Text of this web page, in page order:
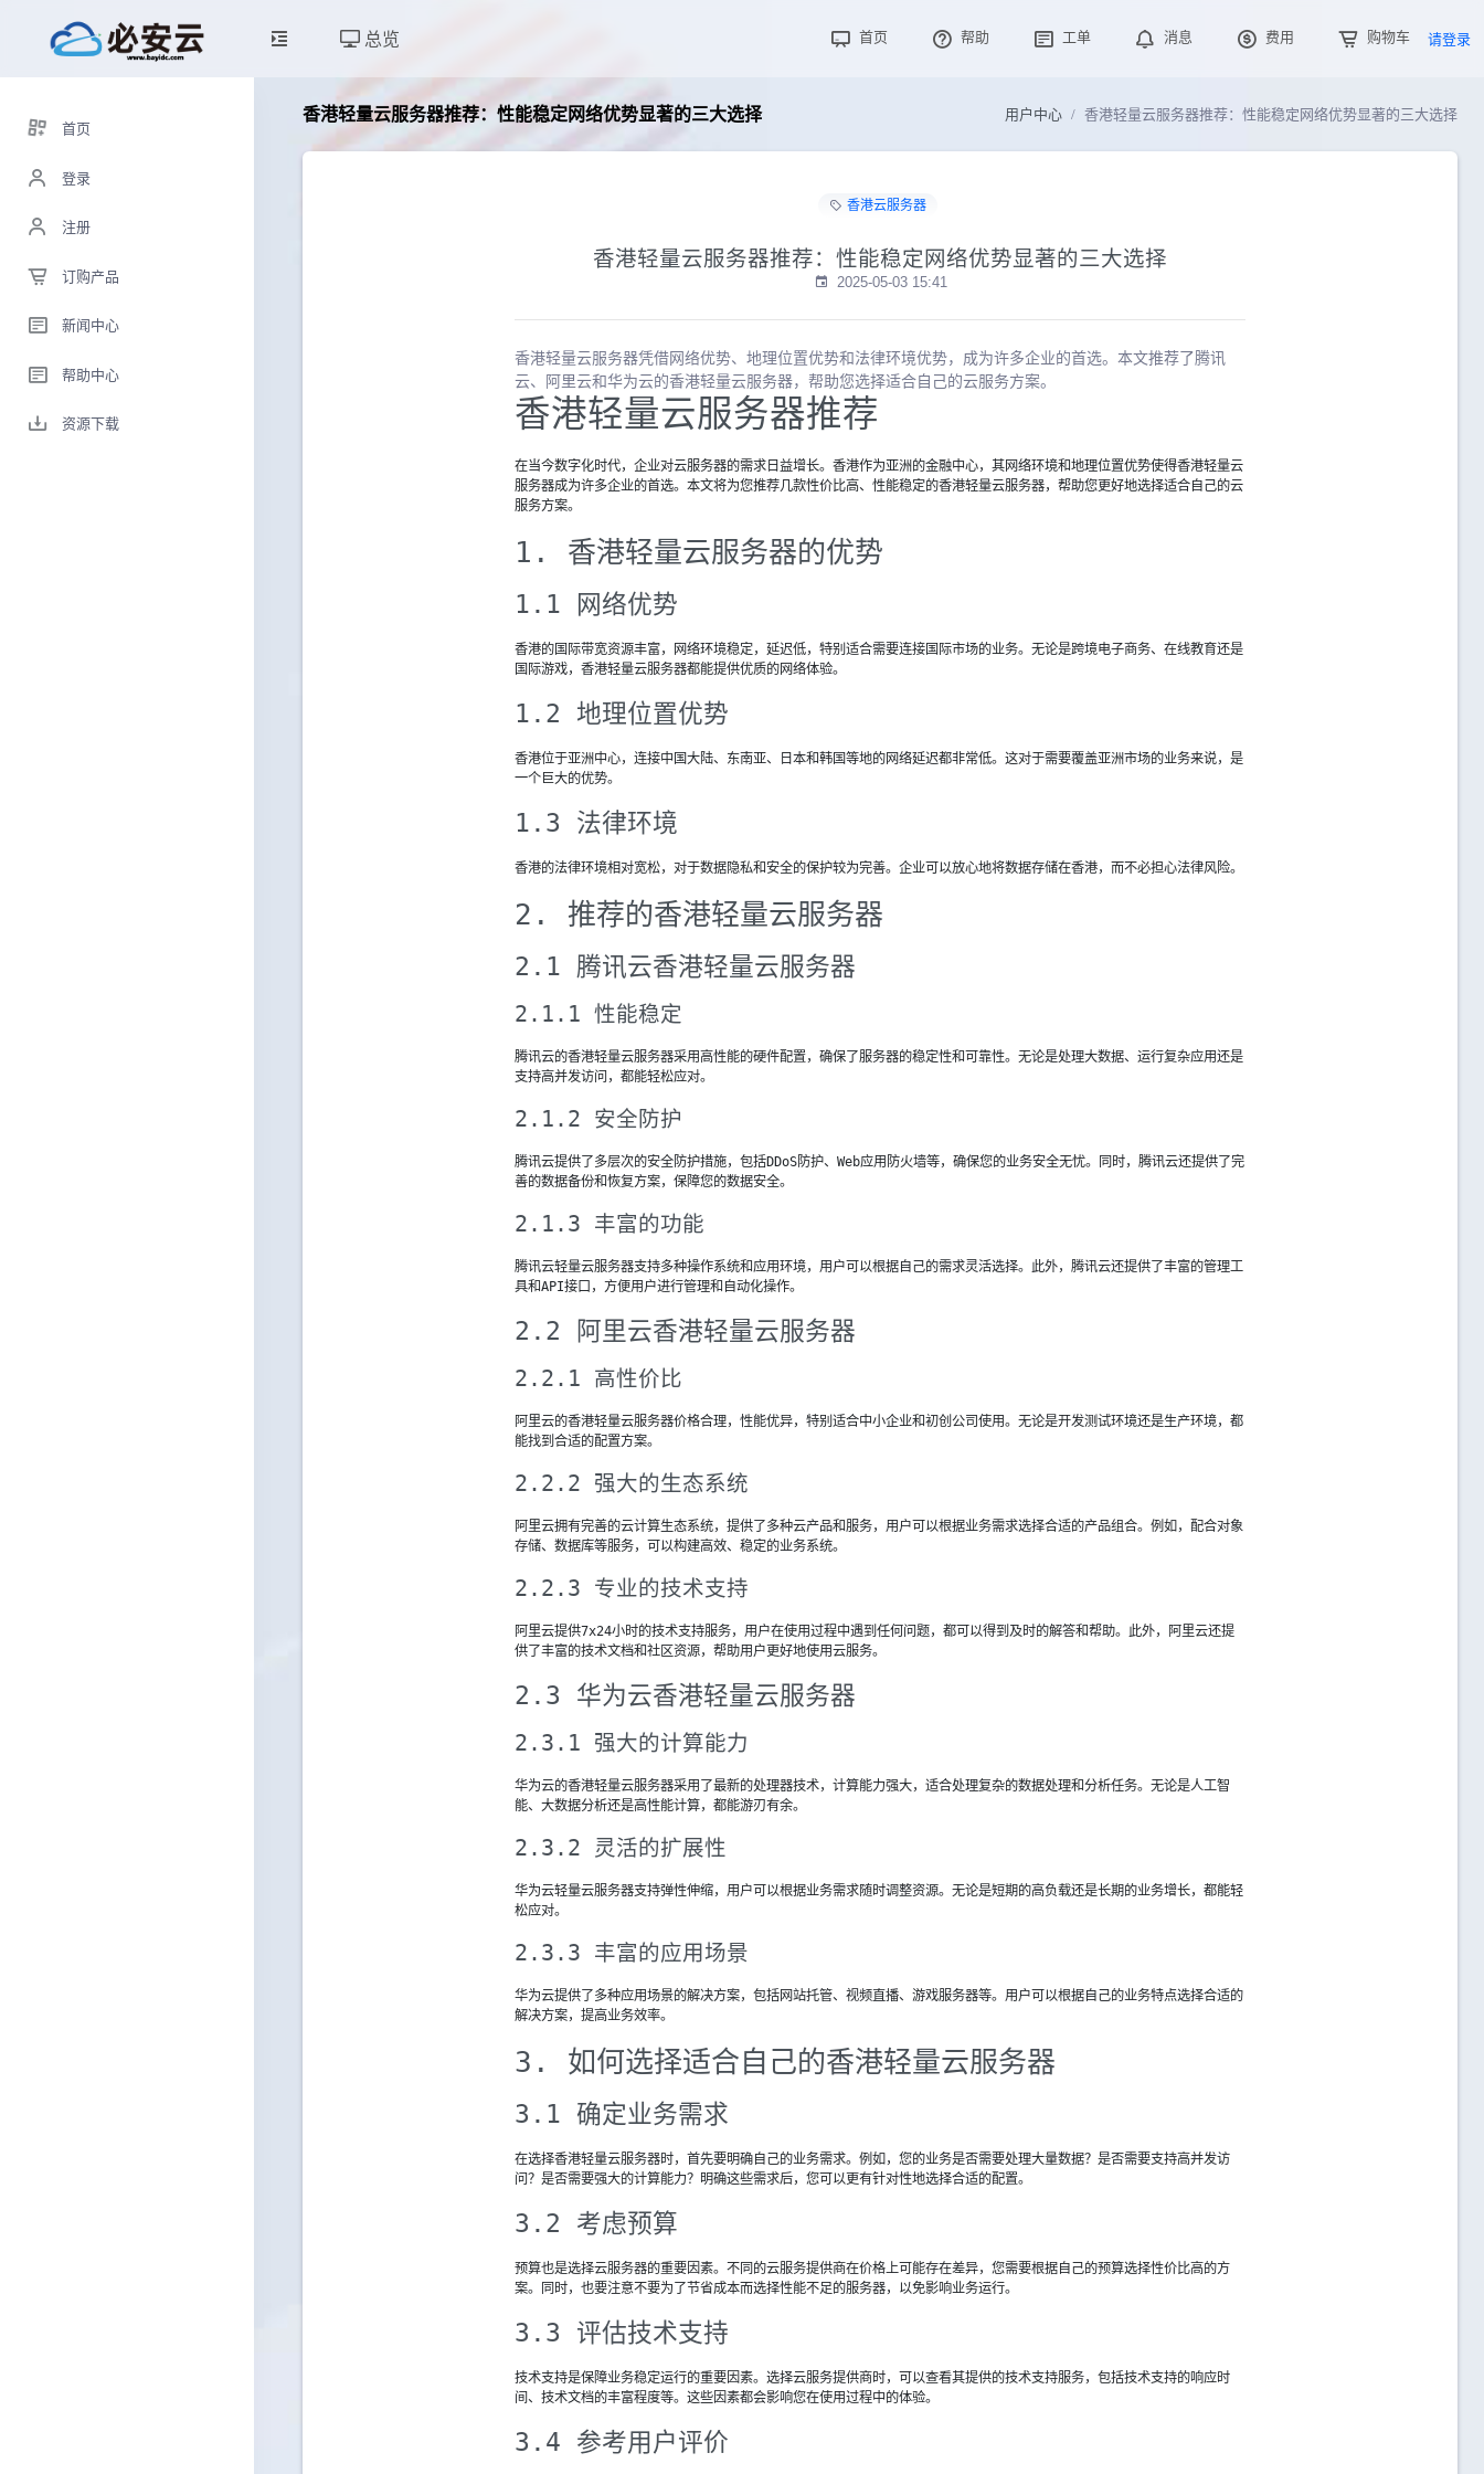
总览 首页 帮助 工单 消息 费用 购物车 请登录
首页
登录
注册
订购产品
新闻中心
帮助中心
资源下载
香港轻量云服务器推荐：性能稳定网络优势显著的三大选择 用户中心 香港轻量云服务器推荐：性能稳定网络优势显著的三大选择
香港云服务器
香港轻量云服务器推荐：性能稳定网络优势显著的三大选择
2025-05-03 15:41
香港轻量云服务器凭借网络优势、地理位置优势和法律环境优势，成为许多企业的首选。本文推荐了腾讯
云、阿里云和华为云的香港轻量云服务器，帮助您选择适合自己的云服务方案。
香港轻量云服务器推荐
在当今数字化时代，企业对云服务器的需求日益增长。香港作为亚洲的金融中心，其网络环境和地理位置优势使得香港轻量云
服务器成为许多企业的首选。本文将为您推荐几款性价比高、性能稳定的香港轻量云服务器，帮助您更好地选择适合自己的云
服务方案。
1. 香港轻量云服务器的优势
1.1 网络优势
香港的国际带宽资源丰富，网络环境稳定，延迟低，特别适合需要连接国际市场的业务。无论是跨境电子商务、在线教育还是
国际游戏，香港轻量云服务器都能提供优质的网络体验。
1.2 地理位置优势
香港位于亚洲中心，连接中国大陆、东南亚、日本和韩国等地的网络延迟都非常低。这对于需要覆盖亚洲市场的业务来说，是
一个巨大的优势。
1.3 法律环境
香港的法律环境相对宽松，对于数据隐私和安全的保护较为完善。企业可以放心地将数据存储在香港，而不必担心法律风险。
2. 推荐的香港轻量云服务器
2.1 腾讯云香港轻量云服务器
2.1.1 性能稳定
腾讯云的香港轻量云服务器采用高性能的硬件配置，确保了服务器的稳定性和可靠性。无论是处理大数据、运行复杂应用还是
支持高并发访问，都能轻松应对。
2.1.2 安全防护
腾讯云提供了多层次的安全防护措施，包括DDoS防护、Web应用防火墙等，确保您的业务安全无忧。同时，腾讯云还提供了完
善的数据备份和恢复方案，保障您的数据安全。
2.1.3 丰富的功能
腾讯云轻量云服务器支持多种操作系统和应用环境，用户可以根据自己的需求灵活选择。此外，腾讯云还提供了丰富的管理工
具和API接口，方便用户进行管理和自动化操作。
2.2 阿里云香港轻量云服务器
2.2.1 高性价比
阿里云的香港轻量云服务器价格合理，性能优异，特别适合中小企业和初创公司使用。无论是开发测试环境还是生产环境，都
能找到合适的配置方案。
2.2.2 强大的生态系统
阿里云拥有完善的云计算生态系统，提供了多种云产品和服务，用户可以根据业务需求选择合适的产品组合。例如，配合对象
存储、数据库等服务，可以构建高效、稳定的业务系统。
2.2.3 专业的技术支持
阿里云提供7x24小时的技术支持服务，用户在使用过程中遇到任何问题，都可以得到及时的解答和帮助。此外，阿里云还提
供了丰富的技术文档和社区资源，帮助用户更好地使用云服务。
2.3 华为云香港轻量云服务器
2.3.1 强大的计算能力
华为云的香港轻量云服务器采用了最新的处理器技术，计算能力强大，适合处理复杂的数据处理和分析任务。无论是人工智
能、大数据分析还是高性能计算，都能游刃有余。
2.3.2 灵活的扩展性
华为云轻量云服务器支持弹性伸缩，用户可以根据业务需求随时调整资源。无论是短期的高负载还是长期的业务增长，都能轻
松应对。
2.3.3 丰富的应用场景
华为云提供了多种应用场景的解决方案，包括网站托管、视频直播、游戏服务器等。用户可以根据自己的业务特点选择合适的
解决方案，提高业务效率。
3. 如何选择适合自己的香港轻量云服务器
3.1 确定业务需求
在选择香港轻量云服务器时，首先要明确自己的业务需求。例如，您的业务是否需要处理大量数据？是否需要支持高并发访
问？是否需要强大的计算能力？明确这些需求后，您可以更有针对性地选择合适的配置。
3.2 考虑预算
预算也是选择云服务器的重要因素。不同的云服务提供商在价格上可能存在差异，您需要根据自己的预算选择性价比高的方
案。同时，也要注意不要为了节省成本而选择性能不足的服务器，以免影响业务运行。
3.3 评估技术支持
技术支持是保障业务稳定运行的重要因素。选择云服务提供商时，可以查看其提供的技术支持服务，包括技术支持的响应时
间、技术文档的丰富程度等。这些因素都会影响您在使用过程中的体验。
3.4 参考用户评价